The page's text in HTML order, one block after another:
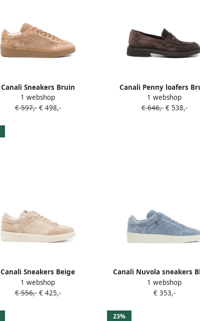
Canali Sneakers Bruin
1 webshop
€ 597,-€ 498,-
Canali Penny loafers
1 webshop
€ 646,-€ 538,-
Canali Sneakers Beige
1 webshop
€ 556,-€ 425,-
Canali Nuvola sneakers
1 webshop
€ 353,-
23%